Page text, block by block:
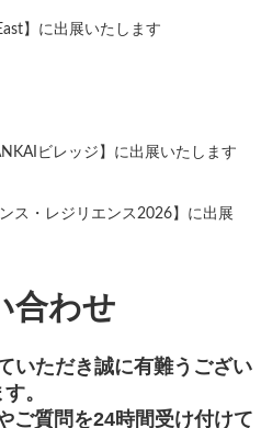
】に出展いたします
ビレッジ】に出展いたします
ス・レジリエンス2026】に出展